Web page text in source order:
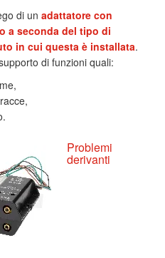
di un adattatore con
a seconda del tipo di
in cui questa è installata.
di funzioni quali:
Problemi
derivanti